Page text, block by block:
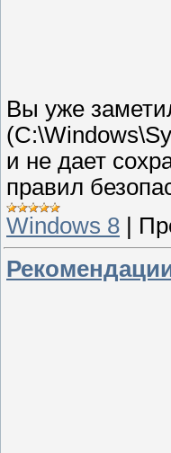
Вы уже
и не дает
правил
Windows 8